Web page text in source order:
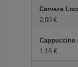
Cerveza
2,00 €
Cappuccino
1,18 €